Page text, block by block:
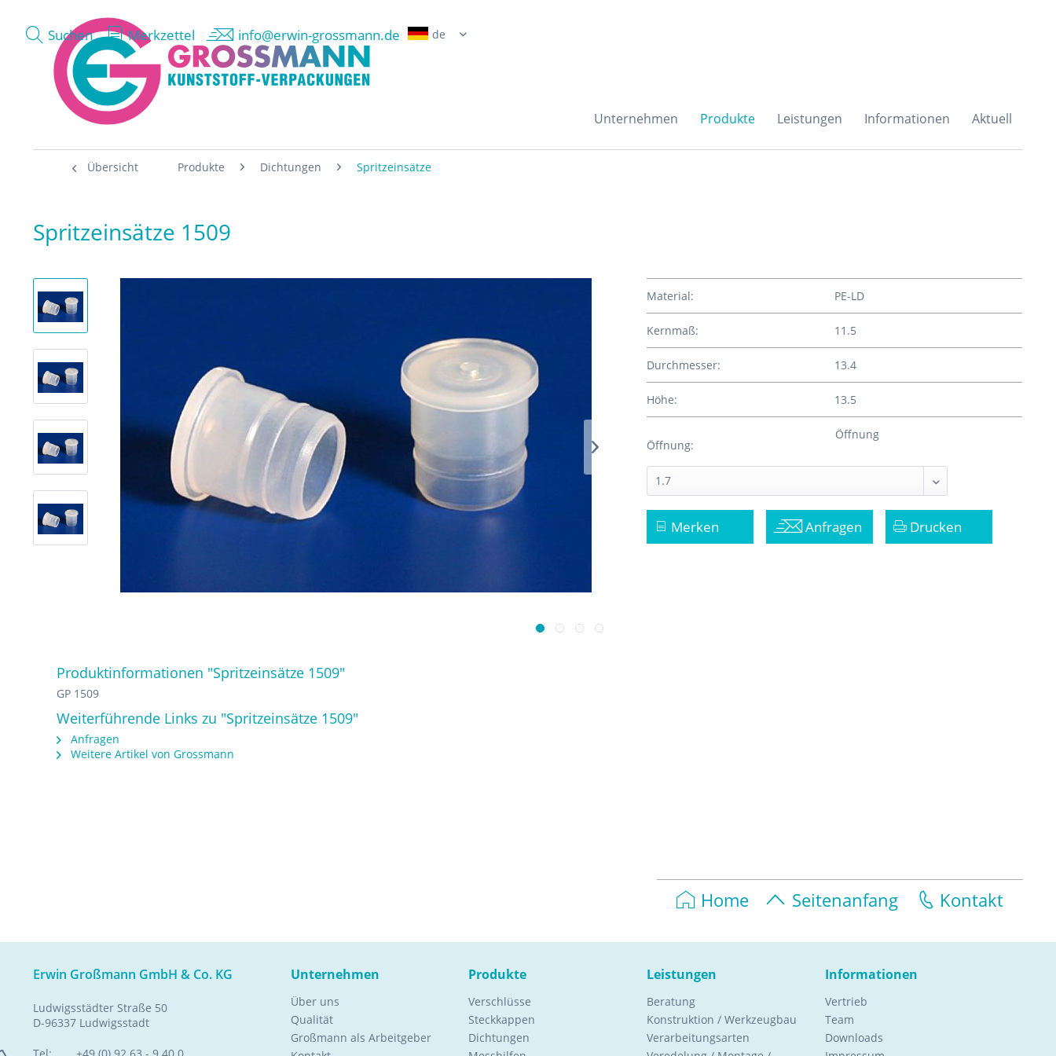
Suchen Merkzettel info@erwin-grossmann.de
Unternehmen Produkte Leistungen Informationen Aktuell
Übersicht Produkte Dichtungen Spritzeinsätze
Spritzeinsätze 1509
Produktinformationen "Spritzeinsätze 1509"
GP 1509
Weiterführende Links zu "Spritzeinsätze 1509"
Anfragen
Weitere Artikel von Grossmann
Material: PE-LD
Kernmaß: 11.5
Durchmesser: 13.4
Höhe: 13.5
Öffnung:
Öffnung
Merken Anfragen Drucken
Home Seitenanfang Kontakt
Erwin Großmann GmbH & Co. KG
Ludwigsstädter Straße 50
D-96337 Ludwigsstadt
Unternehmen
Über uns
Qualität
Großmann als Arbeitgeber
Produkte
Verschlüsse
Steckkappen
Dichtungen
Leistungen
Beratung
Konstruktion / Werkzeugbau
Verarbeitungsarten
Informationen
Vertrieb
Team
Downloads